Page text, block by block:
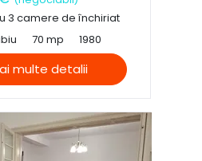
3 camere de închiriat
70 mp 1980
multe detalii